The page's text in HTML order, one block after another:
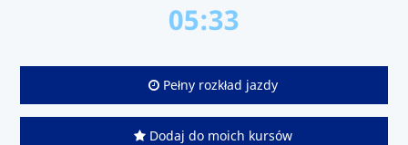
05:33
Pełny rozkład jazdy
Dodaj do moich kursów